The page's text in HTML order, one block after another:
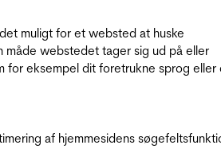
muligt for et websted at huske
webstedet tager sig ud på eller
for eksempel dit foretrukne sprog eller
af hjemmesidens